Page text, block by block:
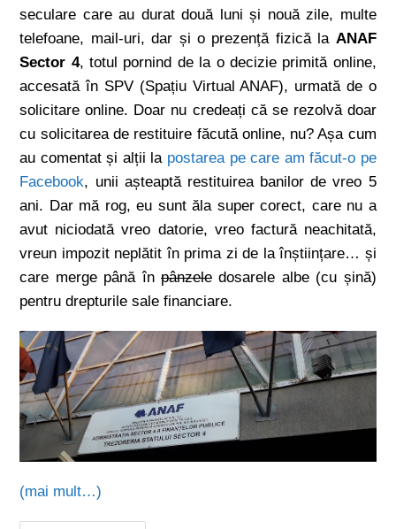
seculare care au durat două luni și nouă zile, multe
telefoane, mail-uri, dar și o prezență fizică la ANAF
Sector 4, totul pornind de la o decizie primită online,
accesată în SPV (Spațiu Virtual ANAF), urmată de o
solicitare online. Doar nu credeați că se rezolvă doar
cu solicitarea de restituire făcută online, nu? Așa cum
au comentat și alții la postarea pe care am făcut-o pe
Facebook, unii așteaptă restituirea banilor de vreo 5
ani. Dar mă rog, eu sunt ăla super corect, care nu a
avut niciodată vreo datorie, vreo factură neachitată,
vreun impozit neplătit în prima zi de la înștiințare… și
care merge până în pânzele dosarele albe (cu șină)
pentru drepturile sale financiare.
(mai mult…)